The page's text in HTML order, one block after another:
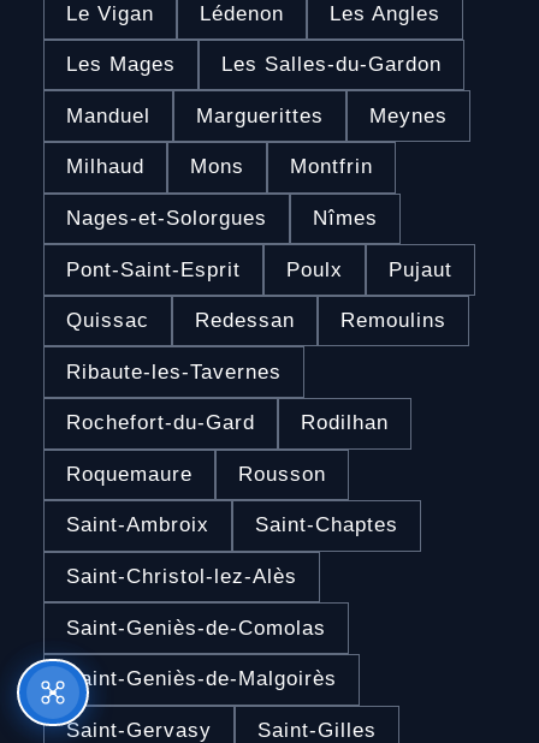
Le Vigan Lédenon Les Angles
Les Mages Les Salles-du-Gardon
Manduel Marguerittes Meynes
Milhaud Mons Montfrin
Nages-et-Solorgues Nîmes
Pont-Saint-Esprit Poulx Pujaut
Quissac Redessan Remoulins
Ribaute-les-Tavernes
Rochefort-du-Gard Rodilhan
Roquemaure Rousson
Saint-Ambroix Saint-Chaptes
Saint-Christol-lez-Alès
Saint-Geniès-de-Comolas
Saint-Geniès-de-Malgoirès
Saint-Gervasy Saint-Gilles